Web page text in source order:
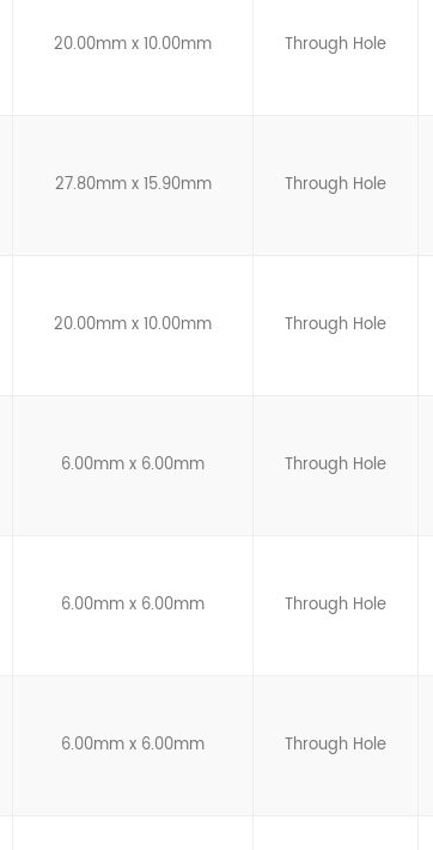
20.00mm x 10.00mm Through Hole
27.80mm x 15.90mm Through Hole
20.00mm x 10.00mm Through Hole
6.00mm x 6.00mm Through Hole
6.00mm x 6.00mm Through Hole
6.00mm x 6.00mm Through Hole